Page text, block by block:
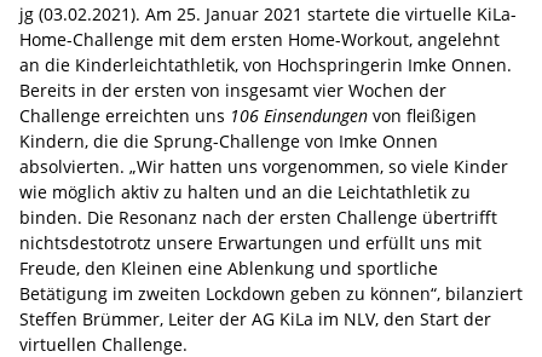
jg (03.02.2021). Am 25. Januar 2021 startete die virtuelle KiLa-
Home-Challenge mit dem ersten Home-Workout, angelehnt
an die Kinderleichtathletik, von Hochspringerin Imke Onnen.
Bereits in der ersten von insgesamt vier Wochen der
Challenge erreichten uns 106 Einsendungen von fleißigen
Kindern, die die Sprung-Challenge von Imke Onnen
absolvierten. „Wir hatten uns vorgenommen, so viele Kinder
wie möglich aktiv zu halten und an die Leichtathletik zu
binden. Die Resonanz nach der ersten Challenge übertrifft
nichtsdestotrotz unsere Erwartungen und erfüllt uns mit
Freude, den Kleinen eine Ablenkung und sportliche
Betätigung im zweiten Lockdown geben zu können“, bilanziert
Steffen Brümmer, Leiter der AG KiLa im NLV, den Start der
virtuellen Challenge.